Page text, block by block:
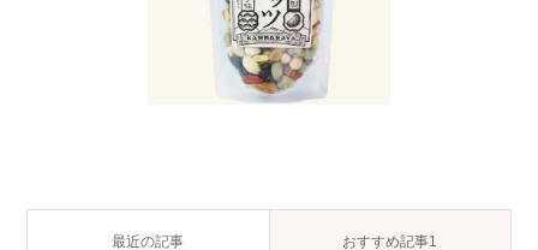
最近の記事 おすすめ記事1